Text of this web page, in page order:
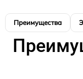
Преимущества